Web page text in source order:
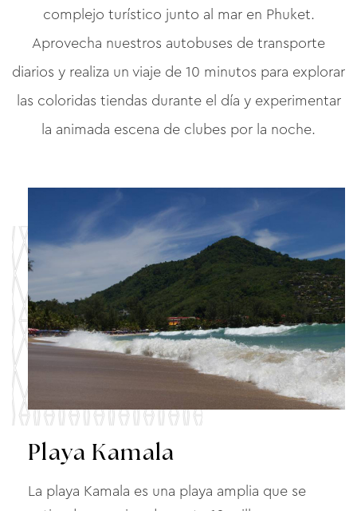
complejo turístico junto al mar en Phuket.
Aprovecha nuestros autobuses de transporte
diarios y realiza un viaje de 10 minutos para explorar
las coloridas tiendas durante el día y experimentar
la animada escena de clubes por la noche.
Playa Kamala
La playa Kamala es una playa amplia que se